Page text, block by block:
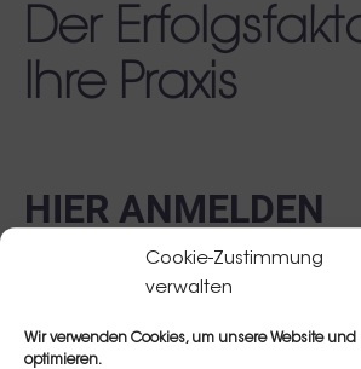
Cookie-Zustimmung
verwalten
Wir verwenden Cookies, um unsere Website und
optimieren.
Der
Ihre Praxis
HIER ANMELDEN
wird Ihnen zeigen, wie Sie Männer